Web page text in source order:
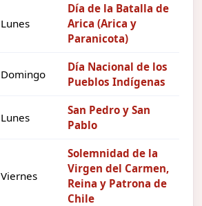
Lunes
Día de la Batalla de
Arica (Arica y
Paranicota)
Domingo
Día Nacional de los
Pueblos Indígenas
Lunes
San Pedro y San
Pablo
Viernes
Solemnidad de la
Virgen del Carmen,
Reina y Patrona de
Chile